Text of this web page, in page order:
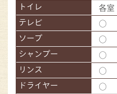
各室
○
○
○
○
○